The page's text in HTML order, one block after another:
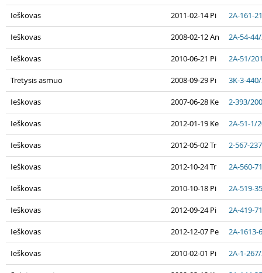
Ieškovas 2011-02-14 Pi 2A-161-
Ieškovas 2008-02-12 An 2A-54-
Ieškovas 2010-06-21 Pi 2A-51/
Tretysis asmuo 2008-09-29 Pi 3K-3-
Ieškovas 2007-06-28 Ke 2-393/
Ieškovas 2012-01-19 Ke 2A-51-1/
Ieškovas 2012-05-02 Tr 2-567-
Ieškovas 2012-10-24 Tr 2A-560-
Ieškovas 2010-10-18 Pi 2A-519-
Ieškovas 2012-09-24 Pi 2A-419-
Ieškovas 2012-12-07 Pe 2A-1613-
Ieškovas 2010-02-01 Pi 2A-1-